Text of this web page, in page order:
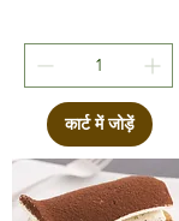
कार्ट में जोड़ें